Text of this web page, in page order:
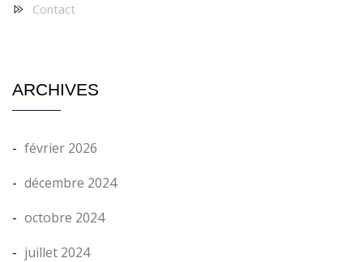
Contact
ARCHIVES
février 2026
décembre 2024
octobre 2024
juillet 2024